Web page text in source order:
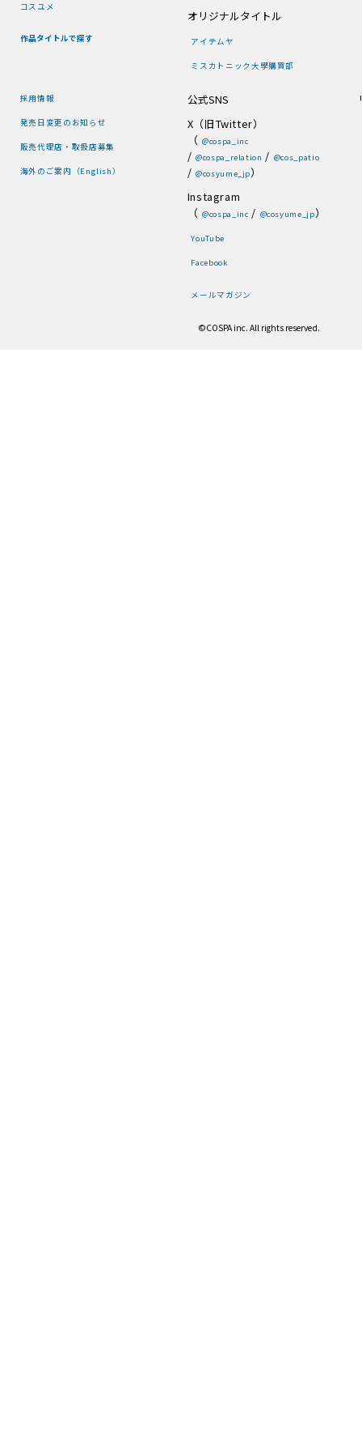
コスユメ
作品タイトルで探す
オリジナルタイトル
アイテムヤ
ミスカトニック大學購買部
採用情報
発売日変更のお知らせ
販売代理店・取扱店募集
海外のご案内（English）
公式SNS
X（旧Twitter）
（ @cospa_inc
/ @cospa_relation / @cos_patio
/ @cosyume_jp）
Instagram
（ @cospa_inc / @cosyume_jp）
YouTube
Facebook
メールマガジン
©COSPA inc. All rights reserved.